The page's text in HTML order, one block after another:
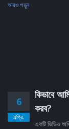
আরও পড়ুন
6
এপ্রি.
কিভাবে
করব?
একটি ভিডিও